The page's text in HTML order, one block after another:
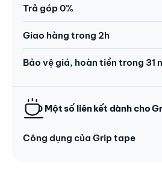
Trả góp 0%
Giao hàng trong 2h
Bảo vệ giá, hoàn tiền trong 31
Một số liên kết dành cho
Công dụng của Grip tape